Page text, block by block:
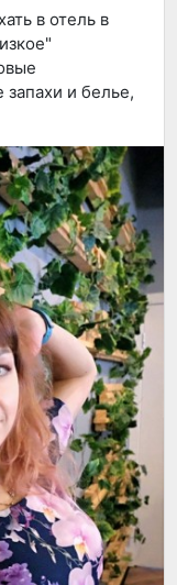
в отель в
запахи и белье,
когда хожу по
эмоции. Такое
неделю в